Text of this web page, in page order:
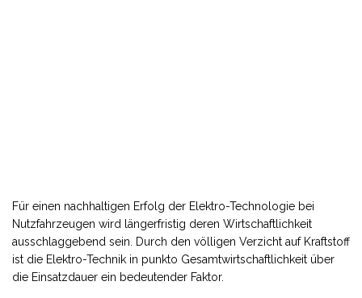
Für einen nachhaltigen Erfolg der Elektro-Technologie bei
Nutzfahrzeugen wird längerfristig deren Wirtschaftlichkeit
ausschlaggebend sein. Durch den völligen Verzicht auf Kraftstoff
ist die Elektro-Technik in punkto Gesamtwirtschaftlichkeit über
die Einsatzdauer ein bedeutender Faktor.